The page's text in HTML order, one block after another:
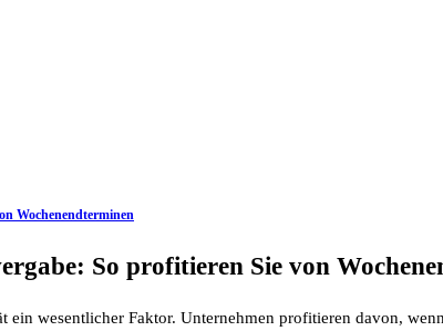
Wochenendterminen
So profitieren Sie von
wesentlicher Faktor. Unternehmen profitieren davon,